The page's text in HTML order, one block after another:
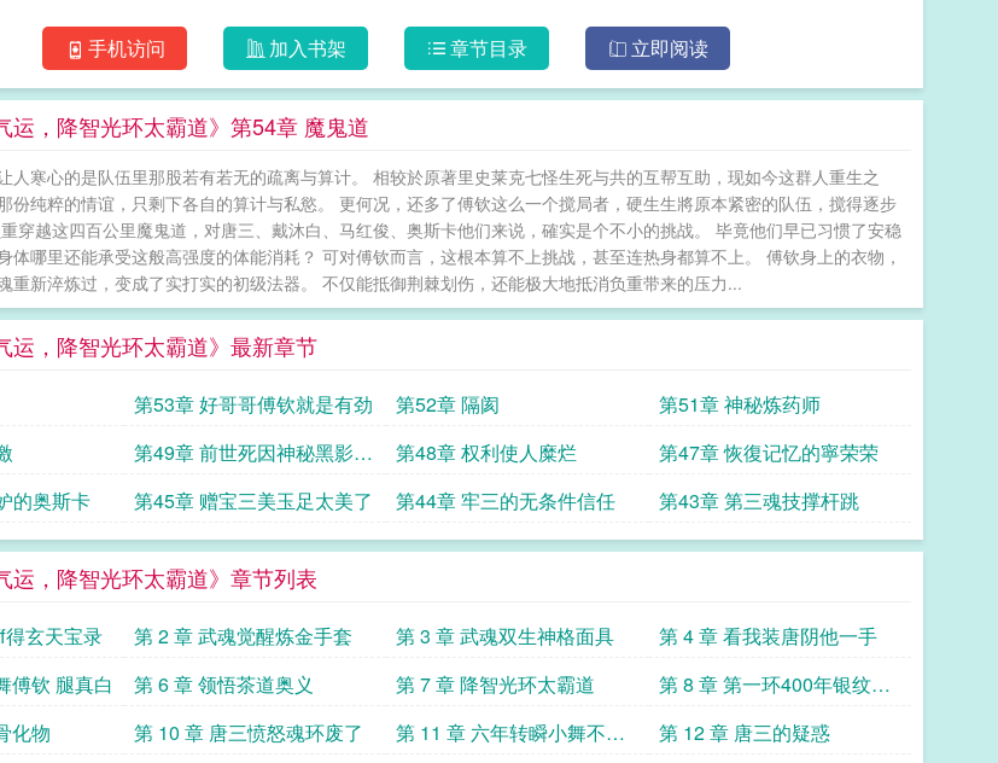
手机访问
加入书架 章节目录 立即阅读
运，降智光环太霸道》第54章 魔鬼道
人寒心的是队伍里那股若有若无的疏离与算计。 相较於原著里史莱克七怪生死与共的互帮互助，现如今这群人重生之
份纯粹的情谊，只剩下各自的算计与私慾。 更何况，还多了傅钦这么一个搅局者，硬生生將原本紧密的队伍，搅得逐步
穿越这四百公里魔鬼道，对唐三、戴沐白、马红俊、奥斯卡他们来说，確实是个不小的挑战。 毕竟他们早已习惯了安稳
体哪里还能承受这般高强度的体能消耗？ 可对傅钦而言，这根本算不上挑战，甚至连热身都算不上。 傅钦身上的衣物，
重新淬炼过，变成了实打实的初级法器。 不仅能抵御荆棘划伤，还能极大地抵消负重带来的压力...
运，降智光环太霸道》最新章节
第53章 好哥哥傅钦就是有劲 第52章 隔阂
第51章 神秘炼药师
第49章 前世死因神秘黑影的
夺舍
第48章 权利使人糜烂
第47章 恢復记忆的寧荣荣
的奥斯卡
第45章 赠宝三美玉足太美了 第44章 牢三的无条件信任 第43章 第三魂技撑杆跳
运，降智光环太霸道》章节列表
玄天宝录 第 2 章 武魂觉醒炼金手套 第 3 章 武魂双生神格面具
第 4 章 看我装唐阴他一手
傅钦 腿真白
第 6 章 领悟茶道奥义 第 7 章 降智光环太霸道
第 8 章 第一环400年银纹石
蝎
化物 第 10 章 唐三愤怒魂环废了
第 11 章 六年转瞬小舞不对
第 12 章 唐三的疑惑